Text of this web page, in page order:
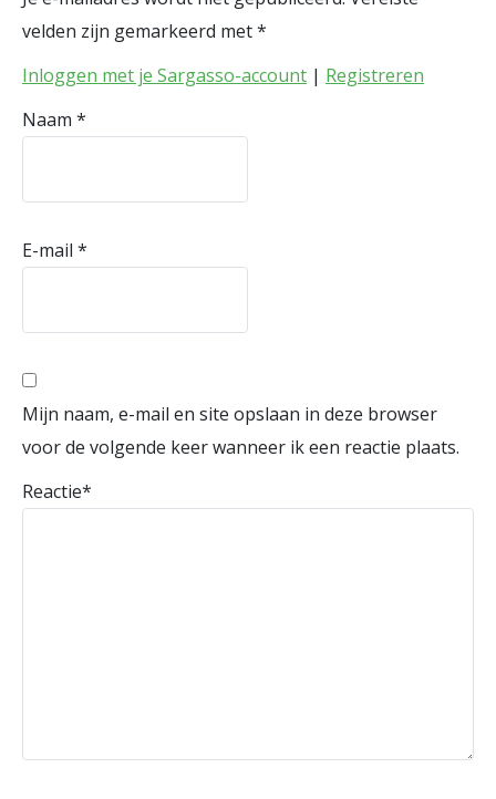
velden zijn gemarkeerd met*
Inloggen met je Sargasso-account | Registreren
Naam *
E-mail *
Mijn naam, e-mail en site opslaan in deze browser
voor de volgende keer wanneer ik een reactie plaats.
Reactie*